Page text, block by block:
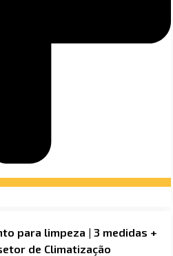
para limpeza | 3 medidas +
de Climatização